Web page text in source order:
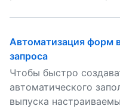
Автоматизация форм
запроса
Чтобы быстро
автоматического
выпуска